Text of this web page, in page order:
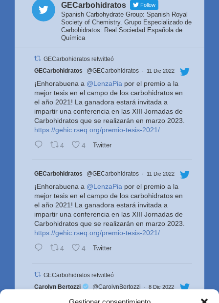
GECarbohidratos Follow
Spanish Carbohydrate Group: Spanish Royal
Society of Chemistry. Grupo Especializado de
Carbohidratos: Real Sociedad Española de
Química
GECarbohidratos retwitteó
GECarbohidratos @GECarbohidratos · 11 Dic 2022
¡Enhorabuena a @LenzaPia por el premio a la
mejor tesis en el campo de los carbohidratos en
el año 2021! La ganadora estará invitada a
impartir una conferencia en las XIII Jornadas de
Carbohidratos que se realizarán en marzo 2023.
https://gehic.rseq.org/premio-tesis-2021/
4
4 Twitter
GECarbohidratos @GECarbohidratos · 11 Dic 2022
¡Enhorabuena a @LenzaPia por el premio a la
mejor tesis en el campo de los carbohidratos en
el año 2021! La ganadora estará invitada a
impartir una conferencia en las XIII Jornadas de
Carbohidratos que se realizarán en marzo 2023.
https://gehic.rseq.org/premio-tesis-2021/
4
4 Twitter
GECarbohidratos retwitteó
Carolyn Bertozzi @CarolynBertozzi · 8 Dic 2022
Look who showed up in Stockholm!! Great